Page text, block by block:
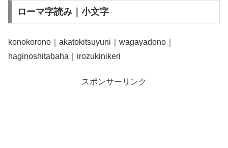
ローマ字読み｜小文字
konokorono｜akatokitsuyuni｜wagayadono｜
haginoshitabaha｜irozukinikeri
スポンサーリンク